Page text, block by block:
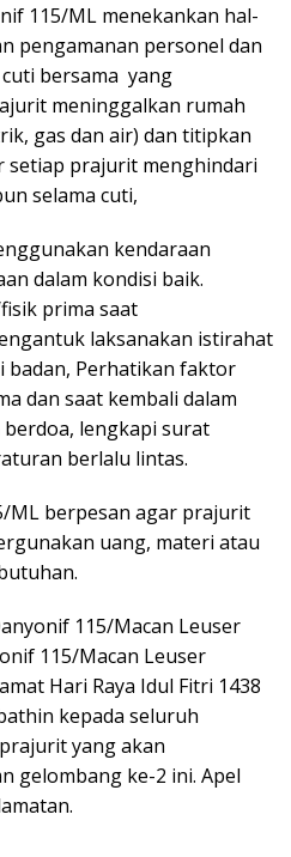
115/ML menekankan hal-
pengamanan personel dan
bersama yang
meninggalkan rumah
gas dan air) dan titipkan
setiap prajurit menghindari
selama cuti,
kendaraan
dalam kondisi baik.
prima saat
laksanakan istirahat
badan, Perhatikan faktor
dan saat kembali dalam
lengkapi surat
berlalu lintas.
ML berpesan agar prajurit
uang, materi atau
115/Macan Leuser
115/Macan Leuser
Hari Raya Idul Fitri 1438
kepada seluruh
yang akan
gelombang ke-2 ini. Apel